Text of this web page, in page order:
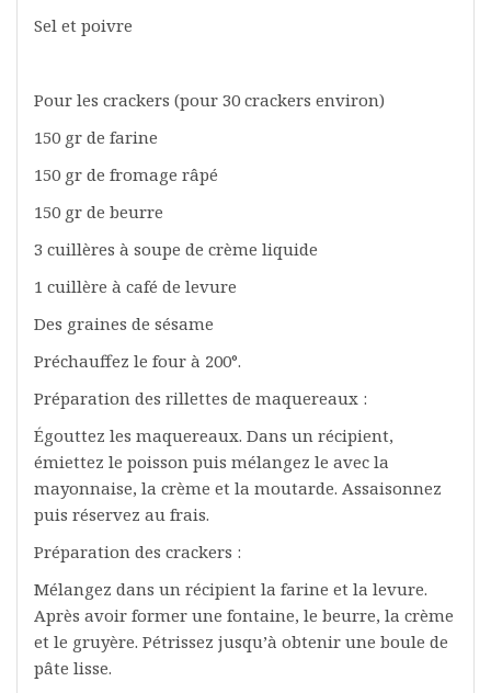
Sel et poivre
Pour les crackers (pour 30 crackers environ)
150 gr de farine
150 gr de fromage râpé
150 gr de beurre
3 cuillères à soupe de crème liquide
1 cuillère à café de levure
Des graines de sésame
Préchauffez le four à 200°.
Préparation des rillettes de maquereaux :
Égouttez les maquereaux. Dans un récipient,
émiettez le poisson puis mélangez le avec la
mayonnaise, la crème et la moutarde. Assaisonnez
puis réservez au frais.
Préparation des crackers :
Mélangez dans un récipient la farine et la levure.
Après avoir former une fontaine, le beurre, la crème
et le gruyère. Pétrissez jusqu’à obtenir une boule de
pâte lisse.